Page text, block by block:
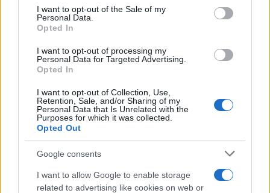
consent section.
I want to opt-out of the Sale of my
Personal Data.
Opted In
I want to opt-out of processing my
Personal Data for Targeted Advertising.
Opted In
I want to opt-out of Collection, Use,
Retention, Sale, and/or Sharing of my
Personal Data that Is Unrelated with the
Purposes for which it was collected.
Opted Out
Google consents
I want to allow Google to enable storage
related to advertising like cookies on web or